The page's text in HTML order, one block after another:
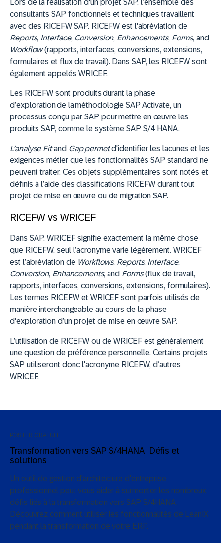
Lors de la réalisation d'un projet SAP, l’ensemble des
consultants SAP fonctionnels et techniques travaillent
avec des RICEFW SAP. RICEFW est l'abréviation de
Reports, Interface, Conversion, Enhancements, Forms, and
Workflow(rapports, interfaces, conversions, extensions,
formulaires et flux de travail). Dans SAP, les RICEFW sont
également appelés WRICEF.
Les RICEFW sont produits durant la phase
d’exploration de la méthodologie SAP Activate, un
processus conçu par SAP pour mettre en œuvre les
produits SAP, comme le système SAP S/4 HANA.
L’analyse Fitand Gap permetd'identifier les lacunes et les
exigences métier que les fonctionnalités SAP standard ne
peuvent traiter. Ces objets supplémentaires sont notés et
définis à l’aide des classifications RICEFW durant tout
projet de mise en œuvre ou de migration SAP.
RICEFW vs WRICEF
Dans SAP, WRICEF signifie exactement la même chose
que RICEFW, seul l’acronyme varie légèrement. WRICEF
est l’abréviation de Workflows, Reports, Interface,
Conversion, Enhancements, and Forms(flux de travail,
rapports, interfaces, conversions, extensions, formulaires).
Les termes RICEFW et WRICEF sont parfois utilisés de
manière interchangeable au cours de la phase
d'exploration d’un projet de mise en œuvre SAP.
L’utilisation de RICEFW ou de WRICEF est généralement
une question de préférence personnelle. Certains projets
SAP utiliseront donc l'acronyme RICEFW, d’autres
WRICEF.
POSTER GRATUIT
Transformation vers SAP S/4HANA : Défis et
solutions
Un outil de gestion d'architecture d'entreprise
professionnel peut vous aider à surmonter les nombreux
défis liés à la transformation vers SAP S/4HANA.
Découvrez comment utiliser les fonctionnalités de LeanIX
pendant la transformation de votre ERP.